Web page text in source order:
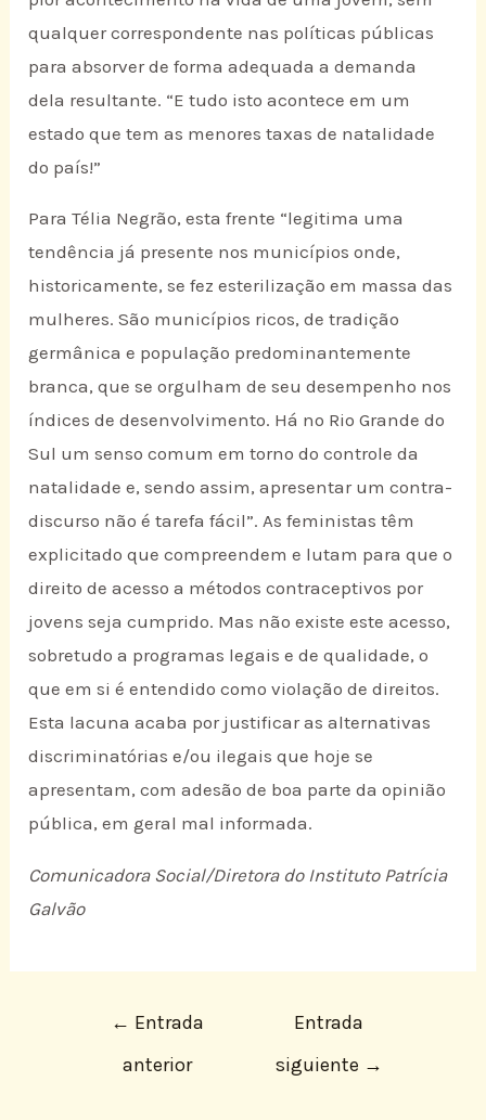
qualquer correspondente nas políticas públicas
para absorver de forma adequada a demanda
dela resultante. “E tudo isto acontece em um
estado que tem as menores taxas de natalidade
do país!”
Para Télia Negrão, esta frente “legitima uma
tendência já presente nos municípios onde,
historicamente, se fez esterilização em massa das
mulheres. São municípios ricos, de tradição
germânica e população predominantemente
branca, que se orgulham de seu desempenho nos
índices de desenvolvimento. Há no Rio Grande do
Sul um senso comum em torno do controle da
natalidade e, sendo assim, apresentar um contra-
discurso não é tarefa fácil”. As feministas têm
explicitado que compreendem e lutam para que o
direito de acesso a métodos contraceptivos por
jovens seja cumprido. Mas não existe este acesso,
sobretudo a programas legais e de qualidade, o
que em si é entendido como violação de direitos.
Esta lacuna acaba por justificar as alternativas
discriminatórias e/ou ilegais que hoje se
apresentam, com adesão de boa parte da opinião
pública, em geral mal informada.
Comunicadora Social/Diretora do Instituto Patrícia
Galvão
← Entrada
anterior
Entrada
siguiente →